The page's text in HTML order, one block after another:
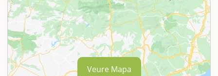
Veure Mapa